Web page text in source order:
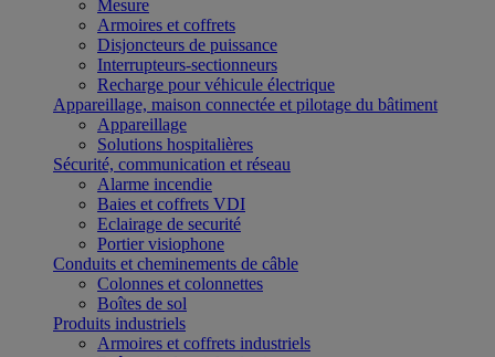
Mesure
Armoires et coffrets
Disjoncteurs de puissance
Interrupteurs-sectionneurs
Recharge pour véhicule électrique
Appareillage, maison connectée et pilotage du bâtiment
Appareillage
Solutions hospitalières
Sécurité, communication et réseau
Alarme incendie
Baies et coffrets VDI
Eclairage de securité
Portier visiophone
Conduits et cheminements de câble
Colonnes et colonnettes
Boîtes de sol
Produits industriels
Armoires et coffrets industriels